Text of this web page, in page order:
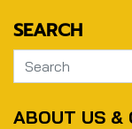
SEARCH
ABOUT US &